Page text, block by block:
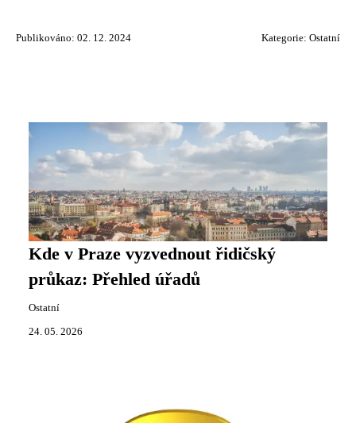
Publikováno: 02. 12. 2024 Kategorie: Ostatní
Kde v Praze vyzvednout řidičský
průkaz: Přehled úřadů
Ostatní
24. 05. 2026